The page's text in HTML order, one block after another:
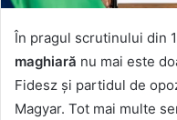
În pragul scrutinului din
maghiară nu mai este
Fidesz și partidul de
Magyar. Tot mai multe